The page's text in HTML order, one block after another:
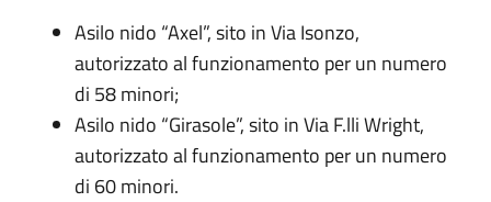
Asilo nido “Axel”, sito in Via Isonzo,
autorizzato al funzionamento per un numero
di 58 minori;
Asilo nido “Girasole”, sito in Via F.lli Wright,
autorizzato al funzionamento per un numero
di 60 minori.